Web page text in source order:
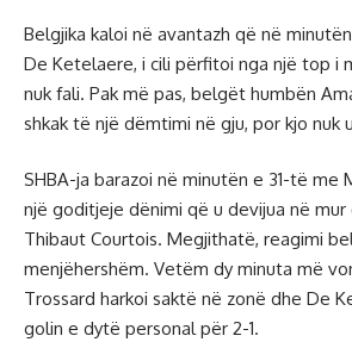
Belgjika kaloi në avantazh që në
De Ketelaere, i cili përfitoi nga një top i
nuk fali. Pak më pas, belgët humbën
shkak të një dëmtimi në gju, por kjo nuk
SHBA-ja barazoi në minutën e 31-të me
një goditjeje dënimi që u devijua në mur
Thibaut Courtois. Megjithatë, reagimi
menjëhershëm. Vetëm dy minuta më
Trossard harkoi saktë në zonë dhe De
golin e dytë personal për 2-1.